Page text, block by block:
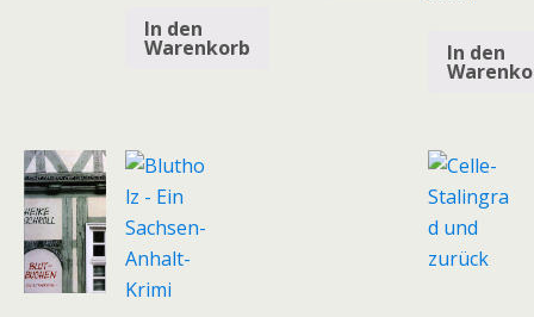
In den
Warenkorb In den